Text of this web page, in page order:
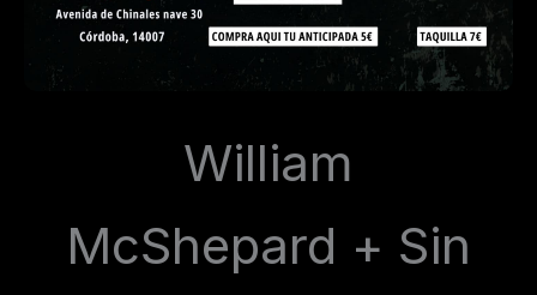
William
McShepard + Sin